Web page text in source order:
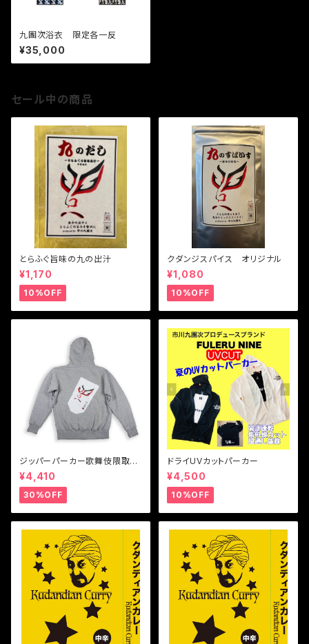
九團次浴衣 限定各一反
¥35,000
セール中の商品
とらふぐ旨味の九の出汁
¥1,170
10%OFF
クダンジスパイス オリジナル
¥1,080
10%OFF
ジッパーパーカー歌舞伎隈取デ
ザイン
¥4,410
30%OFF
ドライUVカットパーカー
¥4,500
10%OFF